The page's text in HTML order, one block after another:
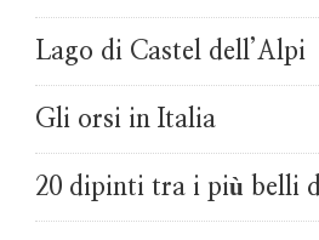
Lago di Castel dell’Alpi
Gli orsi in Italia
20 dipinti tra i più belli